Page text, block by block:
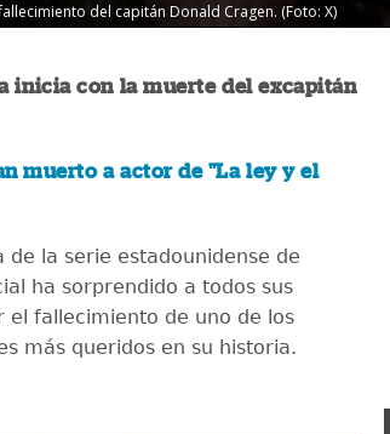
del capitán Donald Cragen. (Foto: X)
inicia con la muerte del excapitán
muerto a actor de "La ley y el
de la serie estadounidense de
ha sorprendido a todos sus
el fallecimiento de uno de los
más queridos en su historia.